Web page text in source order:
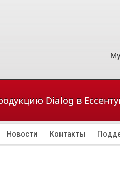
Dialog в
Новости Контакты